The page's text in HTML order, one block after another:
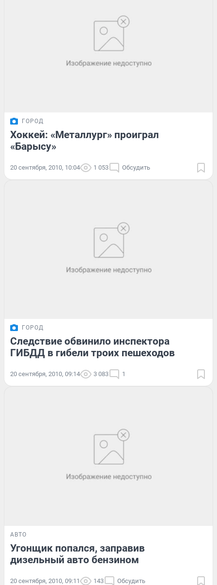
ГОРОД
Хоккей: «Металлург» проиграл
«Барысу»
20 сентября, 2010, 10:04 1 053 Обсудить
ГОРОД
Следствие обвинило инспектора
ГИБДД в гибели троих пешеходов
20 сентября, 2010, 09:14 3 083 1
АВТО
Угонщик попался, заправив
дизельный авто бензином
20 сентября, 2010, 09:11 143 Обсудить